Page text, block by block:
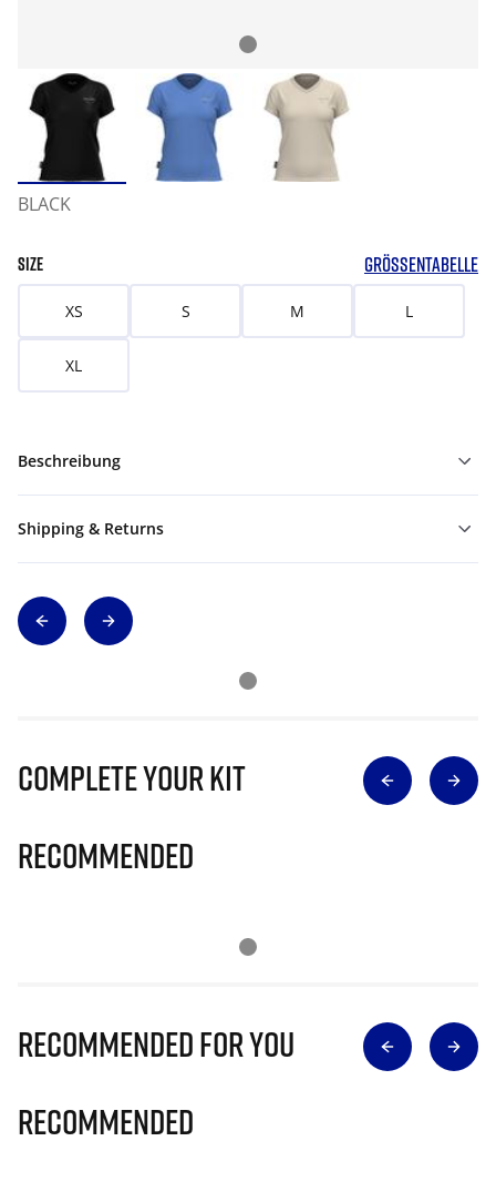
BLACK
SIZE GRÖSSENTABELLE
XS S M L
XL
Beschreibung
Shipping & Returns
Complete Your Kit
Recommended
Recommended for you
Recommended